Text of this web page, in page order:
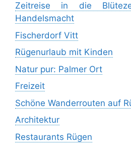
Zeitreise in die
Handelsmacht
Fischerdorf Vitt
Rügenurlaub mit Kinden
Natur pur: Palmer Ort
Freizeit
Schöne Wanderrouten auf
Architektur
Restaurants Rügen